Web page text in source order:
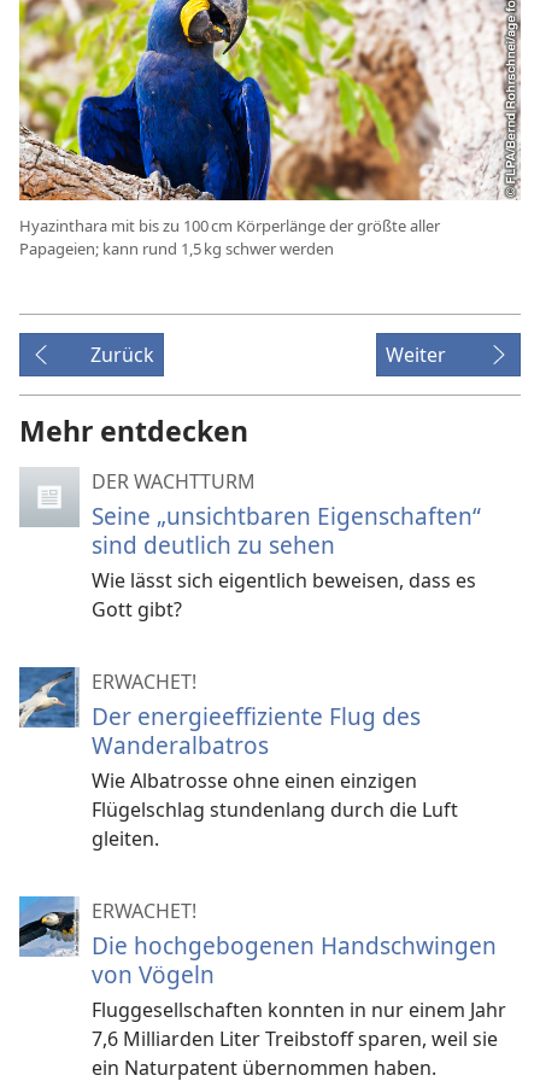
Hyazinthara mit bis zu 100 cm Körperlänge der größte aller
Papageien; kann rund 1,5 kg schwer werden
Zurück Weiter
Mehr entdecken
DER WACHTTURM
Seine „unsichtbaren Eigenschaften“
sind deutlich zu sehen
Wie lässt sich eigentlich beweisen, dass es
Gott gibt?
ERWACHET!
Der energieeffiziente Flug des
Wanderalbatros
Wie Albatrosse ohne einen einzigen
Flügelschlag stundenlang durch die Luft
gleiten.
ERWACHET!
Die hochgebogenen Handschwingen
von Vögeln
Fluggesellschaften konnten in nur einem Jahr
7,6 Milliarden Liter Treibstoff sparen, weil sie
ein Naturpatent übernommen haben.